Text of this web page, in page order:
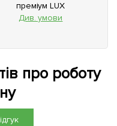
преміум LUX
Див. умови
про роботу